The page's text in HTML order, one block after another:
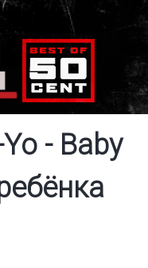
- Baby